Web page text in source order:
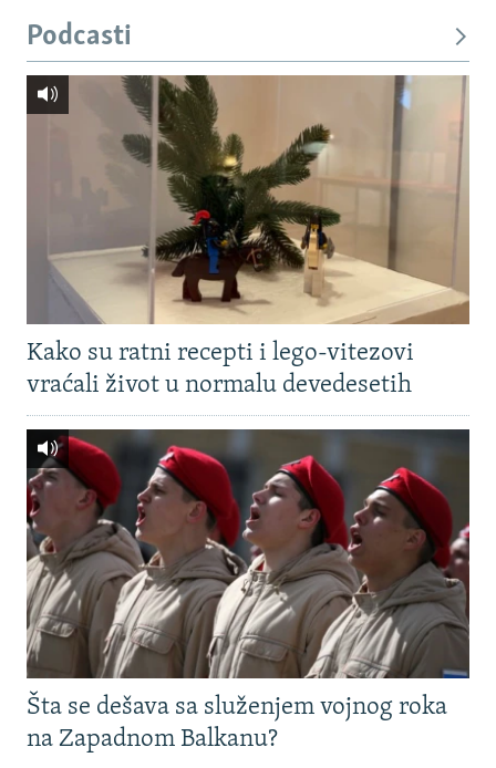
Podcasti
Kako su ratni recepti i lego-vitezovi
vraćali život u normalu devedesetih
Šta se dešava sa služenjem vojnog roka
na Zapadnom Balkanu?